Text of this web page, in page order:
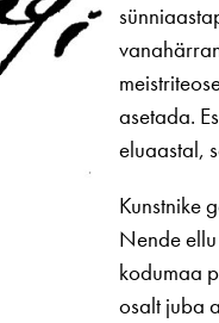
asetada.
elu­aastal,
Kunstnike
Nende
kodumaa
osalt juba